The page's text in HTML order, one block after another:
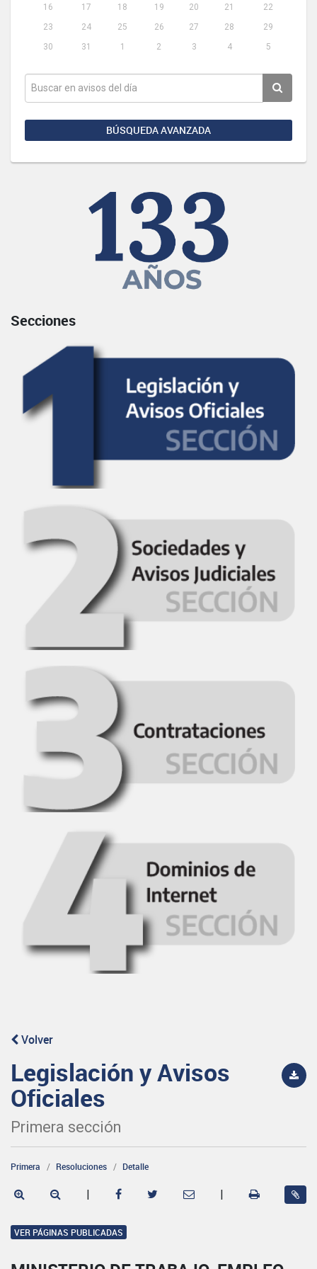
16
17 18 19 20 21
22
23
24 25 26 27 28
29
30
31 1 2 3 4 5
BÚSQUEDA AVANZADA
Secciones
Volver
Legislación y Avisos
Oficiales
Primera sección
Primera Resoluciones Detalle
| |
VER PÁGINAS PUBLICADAS